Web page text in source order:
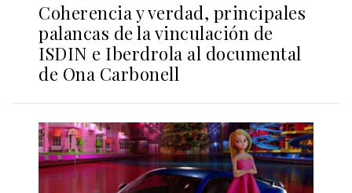
Coherencia y verdad, principales
palancas de la vinculación de
ISDIN e Iberdrola al documental
de Ona Carbonell